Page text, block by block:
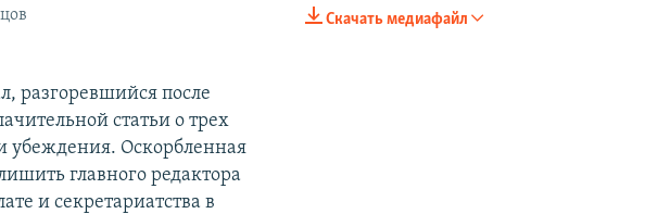
SHARE
Скачать медиафайл
разгоревшийся после
статьи о трех
убеждения. Оскорбленная
главного редактора
и секретариатства в